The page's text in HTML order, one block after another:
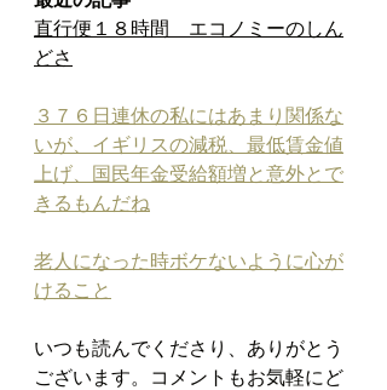
直行便１８時間　エコノミーのしん
どさ
３７６日連休の私にはあまり関係な
いが、イギリスの減税、最低賃金値
上げ、国民年金受給額増と意外とで
きるもんだね
老人になった時ボケないように心が
けること
いつも読んでくださり、ありがとう
ございます。コメントもお気軽にど